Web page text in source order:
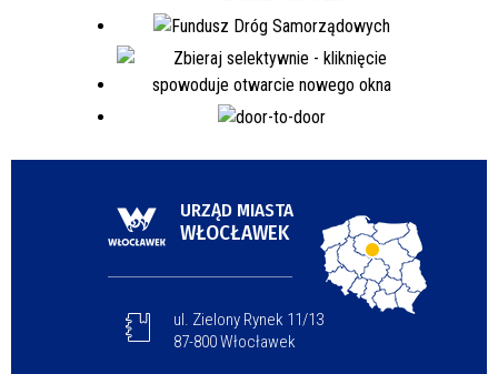
URZĄD MIASTA
WŁOCŁAWEK
ul. Zielony Rynek 11/13
87-800 Włocławek